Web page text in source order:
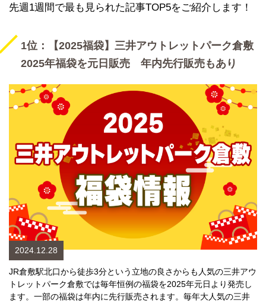
先週1週間で最も見られた記事TOP5をご紹介します！
1位：【2025福袋】三井アウトレットパーク倉敷
2025年福袋を元日販売 年内先行販売もあり
2024.12.28
JR倉敷駅北口から徒歩3分という立地の良さからも人気の三井アウ
トレットパーク倉敷では毎年恒例の福袋を2025年元日より発売し
ます。一部の福袋は年内に先行販売されます。毎年大人気の三井